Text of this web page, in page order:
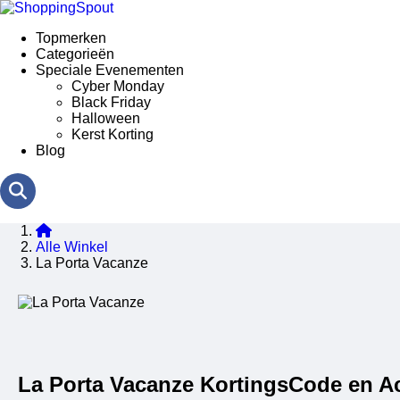
Topmerken
Categorieën
Speciale Evenementen
Cyber Monday
Black Friday
Halloween
Kerst Korting
Blog
Alle Winkel
La Porta Vacanze
La Porta Vacanze KortingsCode en